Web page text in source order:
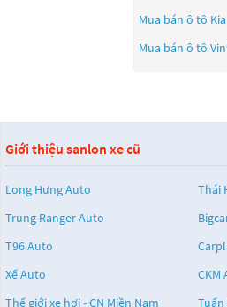
Mua bán ô tô Kia
Mua bán ô tô
Giới thiệu sanlon xe cũ
Long Hưng Auto
Thái
Trung Ranger Auto
T96 Auto
Xế Auto
CKM
Thế giới xe hơi - CN Miền Nam